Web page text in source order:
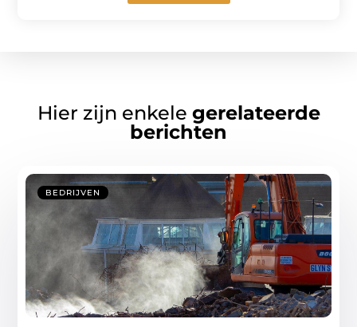
Hier zijn enkele gerelateerde
berichten
BEDRIJVEN